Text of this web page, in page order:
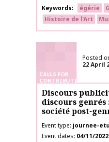
Keywords
égérie
Histoire de l'Art
CALLS FOR
CONTRIBUTIONS
Posted
22 April
Discours
discours genrés
société post-
Event type journee-
Event dates 04/11/2022